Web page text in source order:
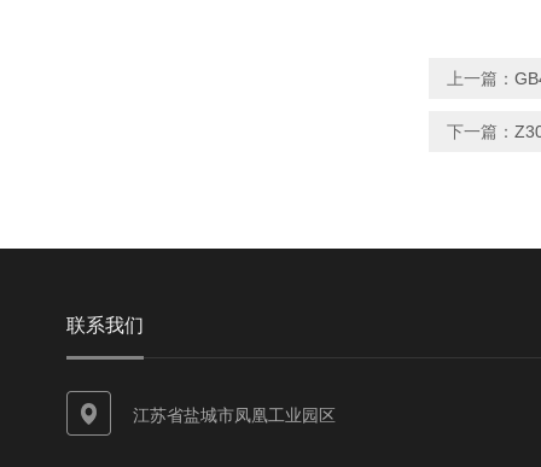
上一篇：
下一篇：
联系我们
江苏省盐城市凤凰工业园区